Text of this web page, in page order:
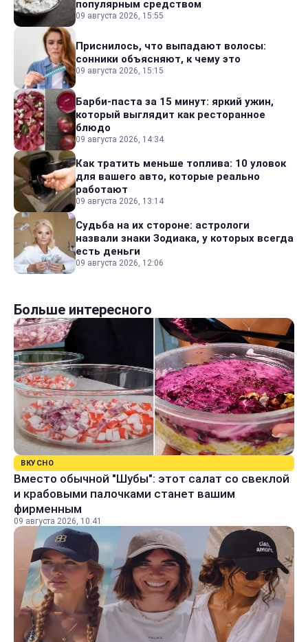
популярным средством
09 августа 2026, 15:55
Приснилось, что выпадают волосы:
сонники объясняют, к чему это
09 августа 2026, 15:15
Барби-паста за 15 минут: яркий ужин,
который выглядит как ресторанное
блюдо
09 августа 2026, 14:34
Как тратить меньше топлива: 10 уловок
для вашего авто, которые реально
работают
09 августа 2026, 13:14
Судьба на их стороне: астрологи
назвали знаки Зодиака, у которых всегда
есть деньги
09 августа 2026, 12:06
Больше интересного
ВКУСНО
Вместо обычной "Шубы": этот салат со свеклой
и крабовыми палочками станет вашим
фирменным
09 августа 2026, 10:41